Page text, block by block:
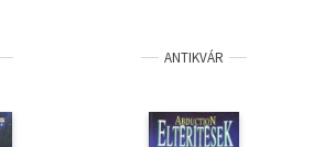
ANTIKVÁR